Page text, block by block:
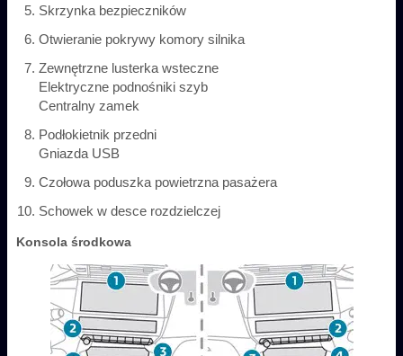
Skrzynka bezpieczników
Otwieranie pokrywy komory silnika
Zewnętrzne lusterka wsteczne
Elektryczne podnośniki szyb
Centralny zamek
Podłokietnik przedni
Gniazda USB
Czołowa poduszka powietrzna pasażera
Schowek w desce rozdzielczej
Konsola środkowa